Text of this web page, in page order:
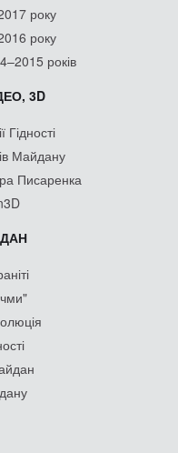
року
року
років
3D
Гідності
Майдану
Писаренка